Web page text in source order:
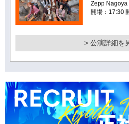
Zepp Nagoya
開場：17:30
> 公演詳細を